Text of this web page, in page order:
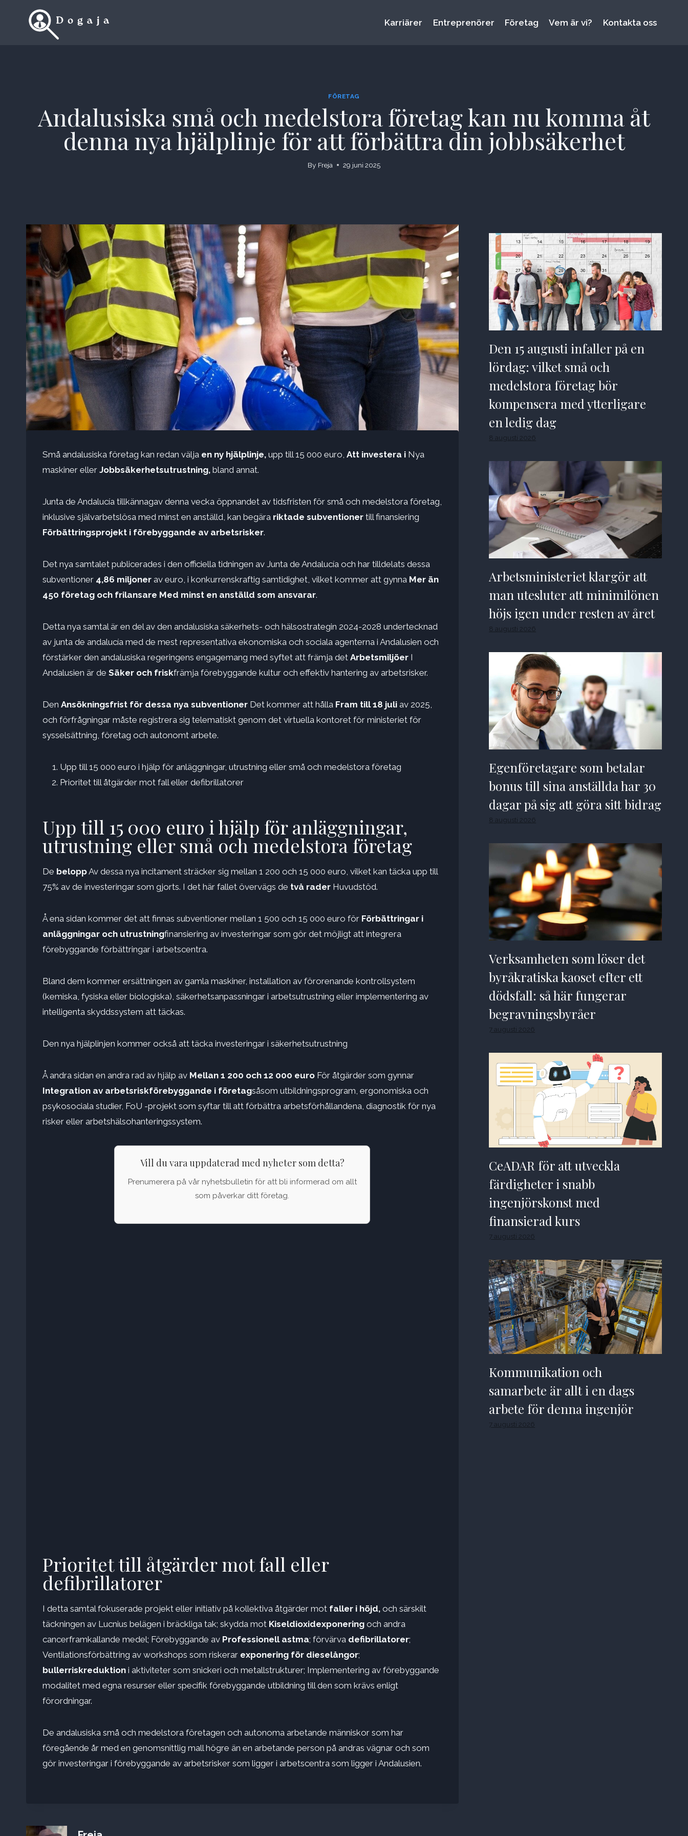
Karriärer Entreprenörer Företag Vem är vi? Kontakta oss
FÖRETAG
Andalusiska små och medelstora företag kan nu komma åt
denna nya hjälplinje för att förbättra din jobbsäkerhet
By Freja 29 juni 2025
Små andalusiska företag kan redan välja en ny hjälplinje, upp till 15 000 euro, Att investera i Nya
maskiner eller Jobbsäkerhetsutrustning, bland annat.
Junta de Andalucía tillkännagav denna vecka öppnandet av tidsfristen för små och medelstora företag,
inklusive självarbetslösa med minst en anställd, kan begära riktade subventioner till finansiering
Förbättringsprojekt i förebyggande av arbetsrisker.
Det nya samtalet publicerades i den officiella tidningen av Junta de Andalucía och har tilldelats dessa
subventioner 4,86 miljoner av euro, i konkurrenskraftig samtidighet, vilket kommer att gynna Mer än
450 företag och frilansare Med minst en anställd som ansvarar.
Detta nya samtal är en del av den andalusiska säkerhets- och hälsostrategin 2024-2028 undertecknad
av junta de andalucía med de mest representativa ekonomiska och sociala agenterna i Andalusien och
förstärker den andalusiska regeringens engagemang med syftet att främja det Arbetsmiljöer I
Andalusien är de Säker och friskfrämja förebyggande kultur och effektiv hantering av arbetsrisker.
Den Ansökningsfrist för dessa nya subventioner Det kommer att hålla Fram till 18 juli av 2025,
och förfrågningar måste registrera sig telematiskt genom det virtuella kontoret för ministeriet för
sysselsättning, företag och autonomt arbete.
Upp till 15 000 euro i hjälp för anläggningar, utrustning eller små och medelstora företag
Prioritet till åtgärder mot fall eller defibrillatorer
Upp till 15 000 euro i hjälp för anläggningar,
utrustning eller små och medelstora företag
De beloppAv dessa nya incitament sträcker sig mellan 1 200 och 15 000 euro, vilket kan täcka upp till
75% av de investeringar som gjorts. I det här fallet övervägs de två rader Huvudstöd.
Å ena sidan kommer det att finnas subventioner mellan 1 500 och 15 000 euro för Förbättringar i
anläggningar och utrustningfinansiering av investeringar som gör det möjligt att integrera
förebyggande förbättringar i arbetscentra.
Bland dem kommer ersättningen av gamla maskiner, installation av förorenande kontrollsystem
(kemiska, fysiska eller biologiska), säkerhetsanpassningar i arbetsutrustning eller implementering av
intelligenta skyddssystem att täckas.
Den nya hjälplinjen kommer också att täcka investeringar i säkerhetsutrustning
Å andra sidan en andra rad av hjälp av Mellan 1 200 och 12 000 euro För åtgärder som gynnar
Integration av arbetsriskförebyggande i företagsåsom utbildningsprogram, ergonomiska och
psykosociala studier, FoU -projekt som syftar till att förbättra arbetsförhållandena, diagnostik för nya
risker eller arbetshälsohanteringssystem.
Vill du vara uppdaterad med nyheter som detta?
Prenumerera på vår nyhetsbulletin för att bli informerad om allt
som påverkar ditt företag.
Prioritet till åtgärder mot fall eller
defibrillatorer
I detta samtal fokuserade projekt eller initiativ på kollektiva åtgärder mot faller i höjd, och särskilt
täckningen av Lucnius belägen i bräckliga tak; skydda mot Kiseldioxidexponering och andra
cancerframkallande medel; Förebyggande av Professionell astma; förvärva defibrillatorer;
Ventilationsförbättring av workshops som riskerar exponering för dieselångor;
bullerriskreduktion i aktiviteter som snickeri och metallstrukturer; Implementering av förebyggande
modalitet med egna resurser eller specifik förebyggande utbildning till den som krävs enligt
förordningar.
De andalusiska små och medelstora företagen och autonoma arbetande människor som har
föregående år med en genomsnittlig mall högre än en arbetande person på andras vägnar och som
gör investeringar i förebyggande av arbetsrisker som ligger i arbetscentra som ligger i Andalusien.
Den 15 augusti infaller på en
lördag: vilket små och
medelstora företag bör
kompensera med ytterligare
en ledig dag
8 augusti 2026
Arbetsministeriet klargör att
man utesluter att minimilönen
höjs igen under resten av året
8 augusti 2026
Egenföretagare som betalar
bonus till sina anställda har 30
dagar på sig att göra sitt bidrag
8 augusti 2026
Verksamheten som löser det
byråkratiska kaoset efter ett
dödsfall: så här fungerar
begravningsbyråer
7 augusti 2026
CeADAR för att utveckla
färdigheter i snabb
ingenjörskonst med
finansierad kurs
7 augusti 2026
Kommunikation och
samarbete är allt i en dags
arbete för denna ingenjör
7 augusti 2026